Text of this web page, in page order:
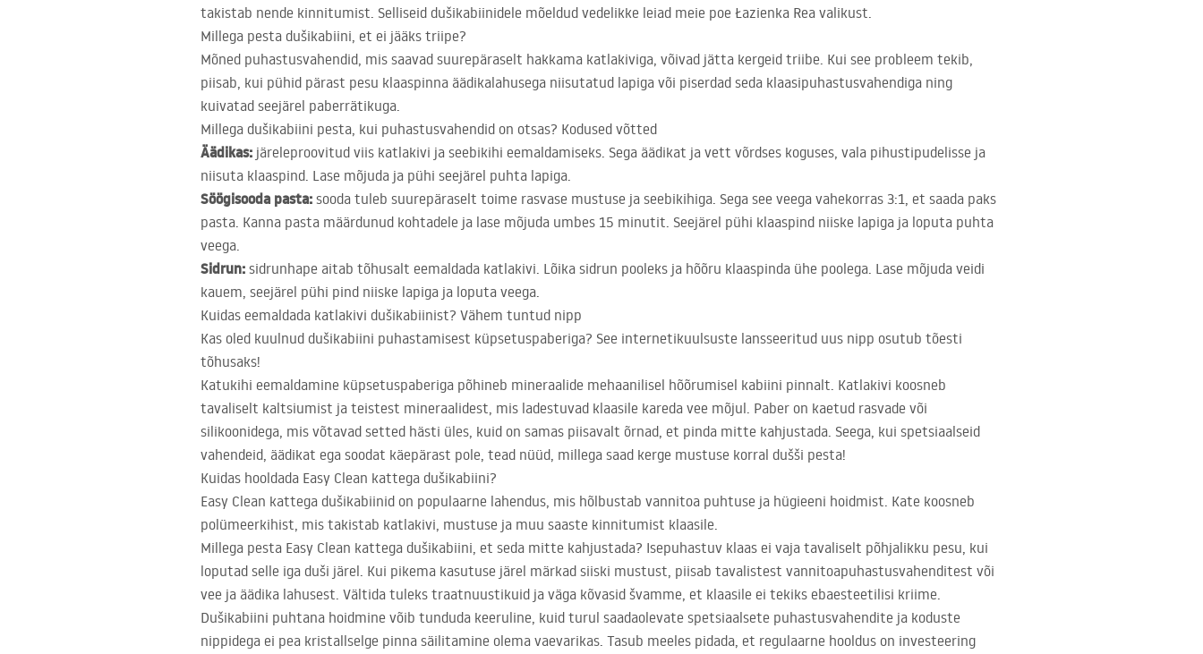
takistab nende kinnitumist. Selliseid dušikabiinidele mõeldud vedelikke leiad meie poe Łazienka Rea valikust.
Millega pesta dušikabiini, et ei jääks triipe?
Mõned puhastusvahendid, mis saavad suurepäraselt hakkama katlakiviga, võivad jätta kergeid triibe. Kui see probleem tekib,
piisab, kui pühid pärast pesu klaaspinna äädikalahusega niisutatud lapiga või piserdad seda klaasipuhastusvahendiga ning
kuivatad seejärel paberrätikuga.
Millega dušikabiini pesta, kui puhastusvahendid on otsas? Kodused võtted
Äädikas: järeleproovitud viis katlakivi ja seebikihi eemaldamiseks. Sega äädikat ja vett võrdses koguses, vala pihustipudelisse ja
niisuta klaaspind. Lase mõjuda ja pühi seejärel puhta lapiga.
Söögisooda pasta: sooda tuleb suurepäraselt toime rasvase mustuse ja seebikihiga. Sega see veega vahekorras 3:1, et saada paks
pasta. Kanna pasta määrdunud kohtadele ja lase mõjuda umbes 15 minutit. Seejärel pühi klaaspind niiske lapiga ja loputa puhta
veega.
Sidrun: sidrunhape aitab tõhusalt eemaldada katlakivi. Lõika sidrun pooleks ja hõõru klaaspinda ühe poolega. Lase mõjuda veidi
kauem, seejärel pühi pind niiske lapiga ja loputa veega.
Kuidas eemaldada katlakivi dušikabiinist? Vähem tuntud nipp
Kas oled kuulnud dušikabiini puhastamisest küpsetuspaberiga? See internetikuulsuste lansseeritud uus nipp osutub tõesti
tõhusaks!
Katukihi eemaldamine küpsetuspaberiga põhineb mineraalide mehaanilisel hõõrumisel kabiini pinnalt. Katlakivi koosneb
tavaliselt kaltsiumist ja teistest mineraalidest, mis ladestuvad klaasile kareda vee mõjul. Paber on kaetud rasvade või
silikoonidega, mis võtavad setted hästi üles, kuid on samas piisavalt õrnad, et pinda mitte kahjustada. Seega, kui spetsiaalseid
vahendeid, äädikat ega soodat käepärast pole, tead nüüd, millega saad kerge mustuse korral dušši pesta!
Kuidas hooldada Easy Clean kattega dušikabiini?
Easy Clean kattega dušikabiinid on populaarne lahendus, mis hõlbustab vannitoa puhtuse ja hügieeni hoidmist. Kate koosneb
polümeerkihist, mis takistab katlakivi, mustuse ja muu saaste kinnitumist klaasile.
Millega pesta Easy Clean kattega dušikabiini, et seda mitte kahjustada? Isepuhastuv klaas ei vaja tavaliselt põhjalikku pesu, kui
loputad selle iga duši järel. Kui pikema kasutuse järel märkad siiski mustust, piisab tavalistest vannitoapuhastusvahenditest või
vee ja äädika lahusest. Vältida tuleks traatnuustikuid ja väga kõvasid švamme, et klaasile ei tekiks ebaesteetilisi kriime.
Dušikabiini puhtana hoidmine võib tunduda keeruline, kuid turul saadaolevate spetsiaalsete puhastusvahendite ja koduste
nippidega ei pea kristallselge pinna säilitamine olema vaevarikas. Tasub meeles pidada, et regulaarne hooldus on investeering